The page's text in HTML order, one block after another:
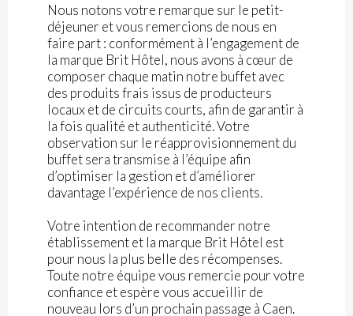
Nous notons votre remarque sur le petit-
déjeuner et vous remercions de nous en
faire part : conformément à l’engagement de
la marque Brit Hôtel, nous avons à cœur de
composer chaque matin notre buffet avec
des produits frais issus de producteurs
locaux et de circuits courts, afin de garantir à
la fois qualité et authenticité. Votre
observation sur le réapprovisionnement du
buffet sera transmise à l’équipe afin
d’optimiser la gestion et d’améliorer
davantage l’expérience de nos clients.
Votre intention de recommander notre
établissement et la marque Brit Hôtel est
pour nous la plus belle des récompenses.
Toute notre équipe vous remercie pour votre
confiance et espère vous accueillir de
nouveau lors d’un prochain passage à Caen.